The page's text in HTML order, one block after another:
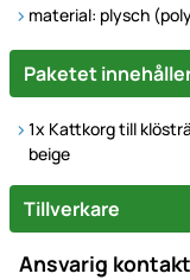
material: plysch
Paketet
1x Kattkorg till
beige
Tillverkare
Ansvarig kontakt